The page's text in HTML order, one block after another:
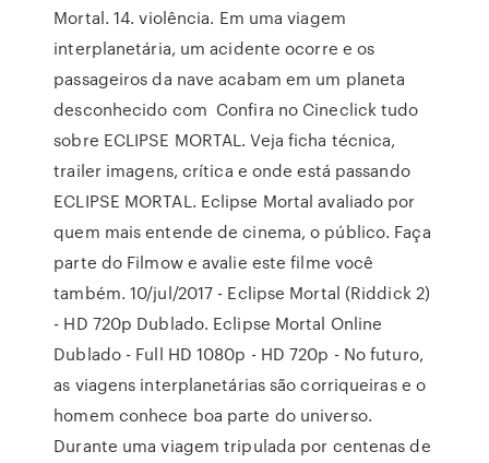
Mortal. 14. violência. Em uma viagem
interplanetária, um acidente ocorre e os
passageiros da nave acabam em um planeta
desconhecido com Confira no Cineclick tudo
sobre ECLIPSE MORTAL. Veja ficha técnica,
trailer imagens, crítica e onde está passando
ECLIPSE MORTAL. Eclipse Mortal avaliado por
quem mais entende de cinema, o público. Faça
parte do Filmow e avalie este filme você
também. 10/jul/2017 - Eclipse Mortal (Riddick 2)
- HD 720p Dublado. Eclipse Mortal Online
Dublado - Full HD 1080p - HD 720p - No futuro,
as viagens interplanetárias são corriqueiras e o
homem conhece boa parte do universo.
Durante uma viagem tripulada por centenas de